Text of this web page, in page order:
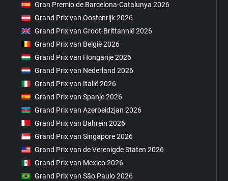
Gran Premio de Barcelona-Catalunya 2026
Grand Prix van Oostenrijk 2026
Grand Prix van Groot-Brittannië 2026
Grand Prix van België 2026
Grand Prix van Hongarije 2026
Grand Prix van Nederland 2026
Grand Prix van Italië 2026
Grand Prix van Spanje 2026
Grand Prix van Azerbeidzjan 2026
Grand Prix van Bahrein 2026
Grand Prix van Singapore 2026
Grand Prix van de Verenigde Staten 2026
Grand Prix van Mexico 2026
Grand Prix van São Paulo 2026